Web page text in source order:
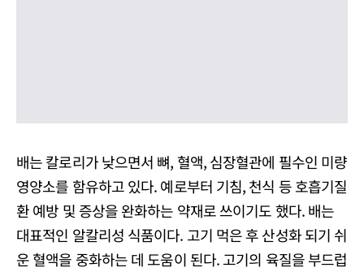
배는 칼로리가 낮으면서 뼈, 혈액, 심장혈관에 필수인 미량
영양소를 함유하고 있다. 예로부터 기침, 천식 등 호흡기질
환 예방 및 증상을 완화하는 약재로 쓰이기도 했다. 배는
대표적인 알칼리성 식품이다. 고기 먹은 후 산성화 되기 쉬
운 혈액을 중화하는 데 도움이 된다. 고기의 육질을 부드럽